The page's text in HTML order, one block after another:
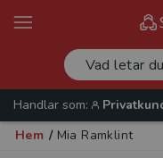
Handlar som:
Hem / Mia Ramklint